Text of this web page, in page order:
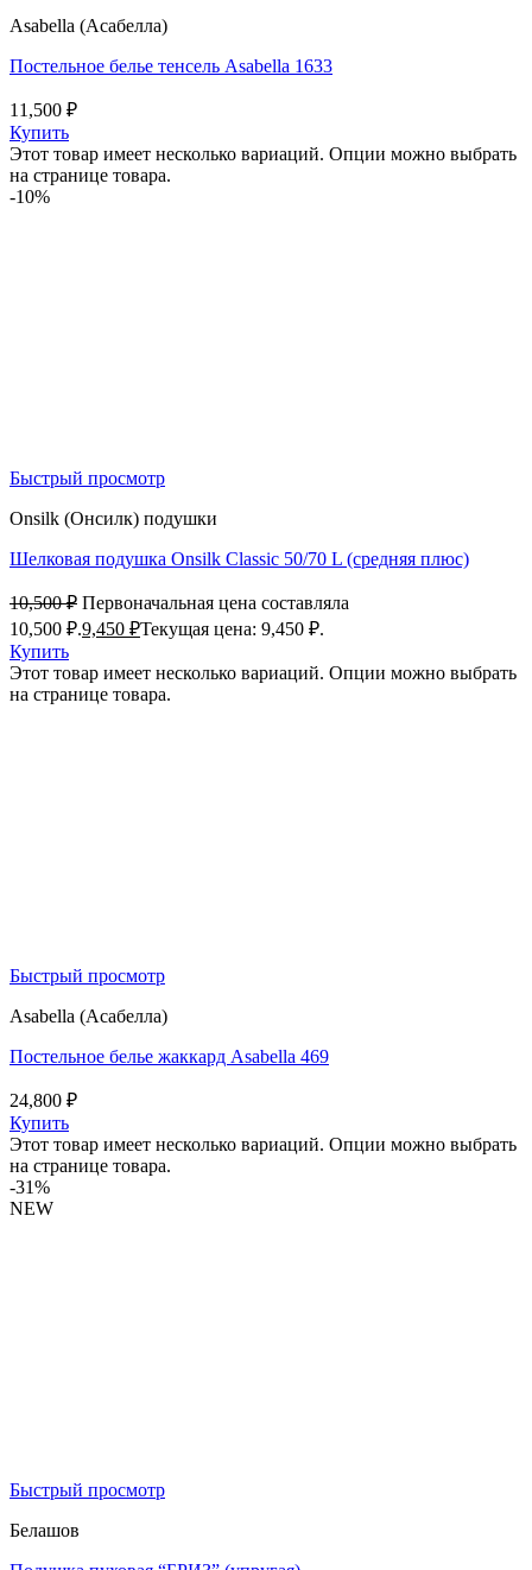
Asabella (Асабелла)
Постельное белье тенсель Asabella 1633
11,500 ₽
Купить
Этот товар имеет несколько вариаций. Опции можно выбрать
на странице товара.
-10%
Быстрый просмотр
Onsilk (Онсилк) подушки
Шелковая подушка Onsilk Classic 50/70 L (средняя плюс)
10,500₽ Первоначальная цена составляла
10,500 ₽.9,450 ₽Текущая цена: 9,450 ₽.
Купить
Этот товар имеет несколько вариаций. Опции можно выбрать
на странице товара.
Быстрый просмотр
Asabella (Асабелла)
Постельное белье жаккард Asabella 469
24,800 ₽
Купить
Этот товар имеет несколько вариаций. Опции можно выбрать
на странице товара.
-31%
NEW
Быстрый просмотр
Белашов